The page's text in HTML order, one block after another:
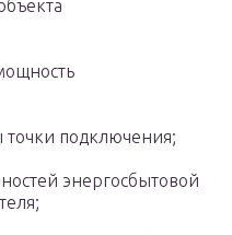
точки подключения;
энергосбытовой